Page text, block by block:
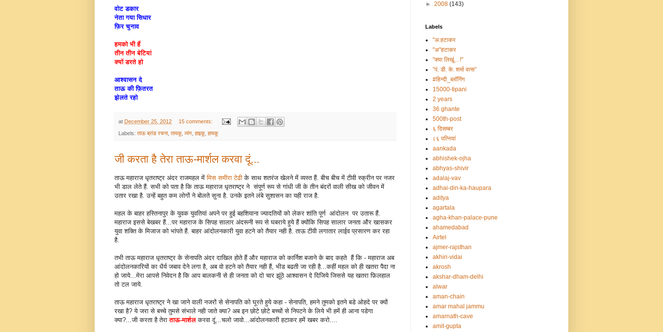
वोट डकार
नेता गया सिधार
फ़िर चुनाव
हमको भी हैं
तीन तीन बेटियां
क्यों डरते हो
आश्वासन दे
ताऊ की फ़ितरत
झेलते रहो
at December 25, 2012 15 comments:
Labels: ताऊ ब्रांड रचना, तायकू, व्यंग हाइकू, हायकू
जी करता है तेरा ताऊ-मार्शल करवा दूं...
ताऊ महाराज धृतराष्ट्र अंदर राजमहल में मिस समीरा टेढी के साथ शतरंज खेलने में व्यस्त हैं. बीच बीच में टीवी स्क्रीन पर नजर
भी डाल लेते हैं. सभी को पता है कि ताऊ महाराज धृतराष्ट्र ने संपूर्ण रूप से गांधी जी के तीन बंदरों वाली सीख को जीवन में
उतार रखा है. उन्हें बहुत कम लोगों ने बोलते सुना है. उनके इतने लंबे सुशासन का यही राज है.
महल के बाहर हस्तिनापुर के युवक युवतियां अपने पर हुई बहशियाना ज्यादतियों को लेकर शांति पूर्ण आंदोलन पर उतारू हैं.
महाराज इससे बेखबर हैं...पर महाराज के सिपह सालार अंदरूनी रूप से घबराये हुये हैं क्योंकि सिपह सालार जनता और खासकर
युवा शक्ति के मिजाज को भांपते हैं. बाहर आंदोलनकारी युवा हटने को तैयार नही है. ताऊ टीवी लगातार लाईव प्रसारण कर रहा
है.
तभी ताऊ महाराज धृतराष्ट्र के सेनापति अंदर दाखिल होते हैं और महाराज को कार्निश बजाने के बाद कहते हैं कि - महाराज अब
आंदोलनकारियों का धैर्य जबाव देने लगा है, अब वो हटने को तैयार नही हैं, भीड बढती जा रही है...कहीं महल को ही खतरा पैदा ना
हो जाये...मेरा आपसे निवेदन है कि आप बालकनी से ही जनता को दो चार झूंठे आश्वासन दे दिजिये जिससे यह खतरा फ़िलहाल
तो टल जाये.
ताऊ महाराज धृतराष्ट्र ने खा जाने वाली नजरों से सेनापति को घूरते हुये कहा - सेनापति, हमने तुमको इतने बडे ओहदे पर क्यों
रखा है? ये जरा से बच्चे तुमसे संभाले नही जाते क्या? अब इन छोटे छोटे बच्चों से निपटने के लिये भी हमें ही आना पडेगा
क्या?...जी करता है तेराताऊ-मार्शलकरवा दूं...चलो जावो...आंदोलनकारी हटाकर हमें खबर करो....
► 2008 (143)
Labels
"अ:हटाकर
"अ"हटाकर
"क्या लिखूं…!"
”पं. डी. के. शर्मा वत्स”
#हिन्दी_ब्लॉगिंग
15000-tipani
2 years
36 ghante
500th-post
६ दिसम्बर
८६ पत्नियां
aankada
abhishek-ojha
abhyas-shivir
adalaj-vav
adhai-din-ka-haupara
aditya
agartala
agha-khan-palace-pune
ahamedabad
Airtel
ajmer-rajsthan
akhiri-vidai
akrosh
akshar-dham-delhi
alwar
aman-chain
amar mahal jammu
amarnath-cave
amit-gupta